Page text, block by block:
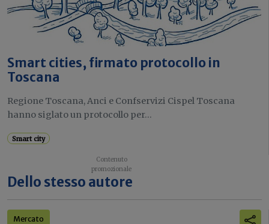
Smart cities, firmato protocollo in
Toscana
Regione Toscana, Anci e Confservizi Cispel Toscana
hanno siglato un protocollo per...
Smart city
Dello stesso autore
Mercato